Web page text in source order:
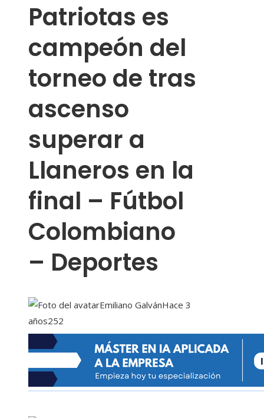
Patriotas es
campeón del
torneo de tras
ascenso
superar a
Llaneros en la
final – Fútbol
Colombiano
– Deportes
Emiliano GalvánHace 3
años252